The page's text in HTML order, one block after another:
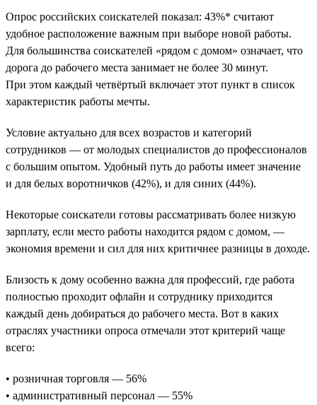
Опрос российских соискателей показал: 43%* считают
удобное расположение важным при выборе новой работы.
Для большинства соискателей «рядом с домом» означает, что
дорога до рабочего места занимает не более 30 минут.
При этом каждый четвёртый включает этот пункт в список
характеристик работы мечты.
Условие актуально для всех возрастов и категорий
сотрудников — от молодых специалистов до профессионалов
с большим опытом. Удобный путь до работы имеет значение
и для белых воротничков (42%), и для синих (44%).
Некоторые соискатели готовы рассматривать более низкую
зарплату, если место работы находится рядом с домом, —
экономия времени и сил для них критичнее разницы в доходе.
Близость к дому особенно важна для профессий, где работа
полностью проходит офлайн и сотруднику приходится
каждый день добираться до рабочего места. Вот в каких
отраслях участники опроса отмечали этот критерий чаще
всего:
• розничная торговля — 56%
• административный персонал — 55%